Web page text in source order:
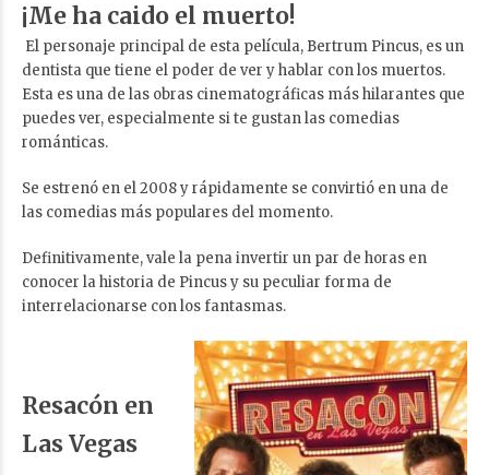
¡Me ha caido el muerto!
El personaje principal de esta película, Bertrum Pincus, es un
dentista que tiene el poder de ver y hablar con los muertos.
Esta es una de las obras cinematográficas más hilarantes que
puedes ver, especialmente si te gustan las comedias
románticas.
Se estrenó en el 2008 y rápidamente se convirtió en una de
las comedias más populares del momento.
Definitivamente, vale la pena invertir un par de horas en
conocer la historia de Pincus y su peculiar forma de
interrelacionarse con los fantasmas.
Resacón en
Las Vegas